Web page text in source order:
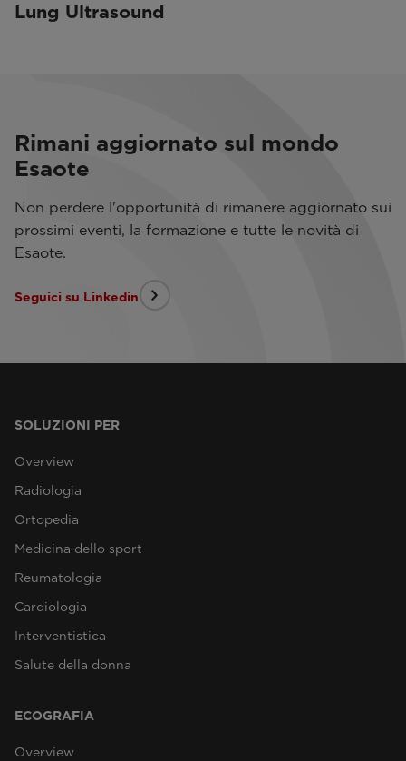
Lung Ultrasound
Rimani aggiornato sul mondo
Esaote
Non perdere l'opportunità di rimanere aggiornato sui
prossimi eventi, la formazione e tutte le novità di
Esaote.
Seguici su Linkedin
SOLUZIONI PER
Overview
Radiologia
Ortopedia
Medicina dello sport
Reumatologia
Cardiologia
Interventistica
Salute della donna
ECOGRAFIA
Overview